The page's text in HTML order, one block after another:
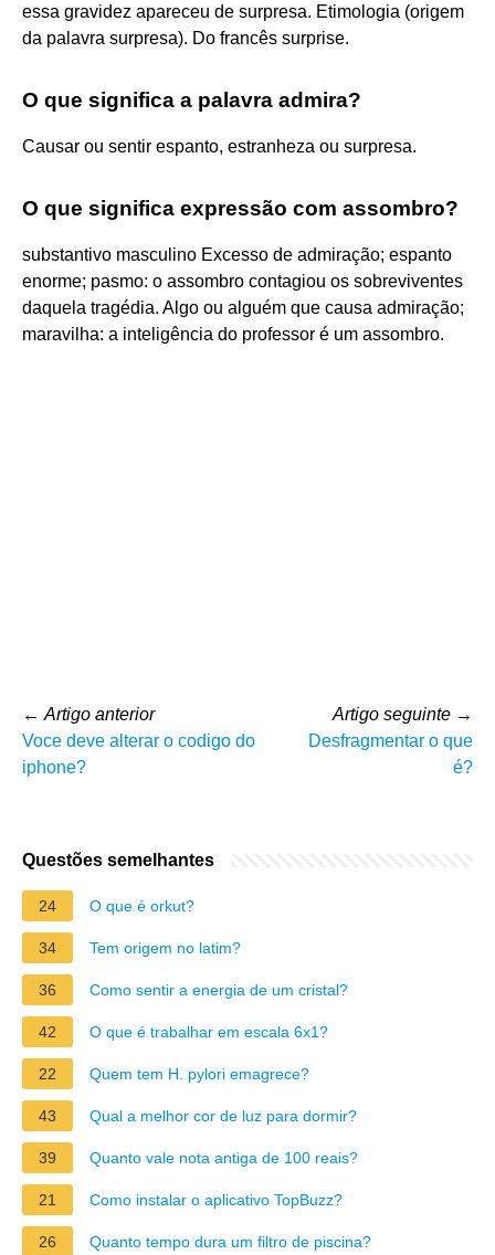
essa gravidez apareceu de surpresa. Etimologia (origem
da palavra surpresa). Do francês surprise.
O que significa a palavra admira?
Causar ou sentir espanto, estranheza ou surpresa.
O que significa expressão com assombro?
substantivo masculino Excesso de admiração; espanto
enorme; pasmo: o assombro contagiou os sobreviventes
daquela tragédia. Algo ou alguém que causa admiração;
maravilha: a inteligência do professor é um assombro.
← Artigo anterior
Voce deve alterar o codigo do
iphone?
Artigo seguinte →
Desfragmentar o que
é?
Questões semelhantes
24 O que é orkut?
34 Tem origem no latim?
36 Como sentir a energia de um cristal?
42 O que é trabalhar em escala 6x1?
22 Quem tem H. pylori emagrece?
43 Qual a melhor cor de luz para dormir?
39 Quanto vale nota antiga de 100 reais?
21 Como instalar o aplicativo TopBuzz?
26 Quanto tempo dura um filtro de piscina?